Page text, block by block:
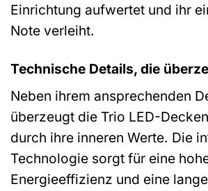
Einrichtung aufwertet und ihr
Note verleiht.
Technische Details, die
Neben ihrem ansprechenden
überzeugt die Trio LED-
durch ihre inneren Werte. Die
Technologie sorgt für eine
Energieeffizienz und eine